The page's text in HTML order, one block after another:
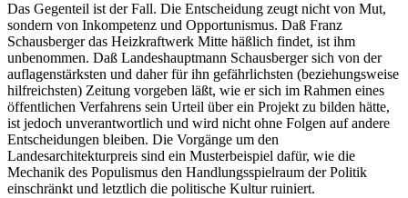
Das Gegenteil ist der Fall. Die Entscheidung zeugt nicht von Mut,
sondern von Inkompetenz und Opportunismus. Daß Franz
Schausberger das Heizkraftwerk Mitte häßlich findet, ist ihm
unbenommen. Daß Landeshauptmann Schausberger sich von der
auflagenstärksten und daher für ihn gefährlichsten (beziehungsweise
hilfreichsten) Zeitung vorgeben läßt, wie er sich im Rahmen eines
öffentlichen Verfahrens sein Urteil über ein Projekt zu bilden hätte,
ist jedoch unverantwortlich und wird nicht ohne Folgen auf andere
Entscheidungen bleiben. Die Vorgänge um den
Landesarchitekturpreis sind ein Musterbeispiel dafür, wie die
Mechanik des Populismus den Handlungsspielraum der Politik
einschränkt und letztlich die politische Kultur ruiniert.